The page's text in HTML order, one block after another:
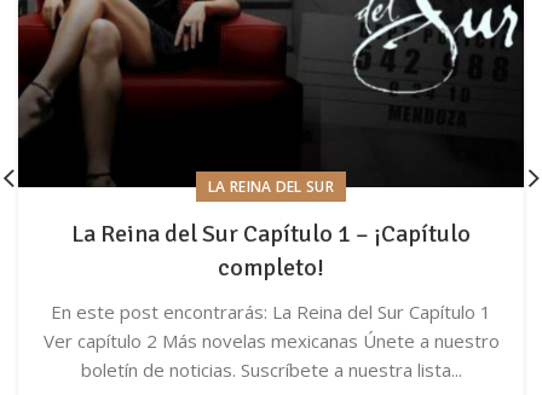
LA REINA DEL SUR
La Reina del Sur Capítulo 1 – ¡Capítulo
completo!
En este post encontrarás: La Reina del Sur Capítulo 1
Ver capítulo 2 Más novelas mexicanas Únete a nuestro
boletín de noticias. Suscríbete a nuestra lista...